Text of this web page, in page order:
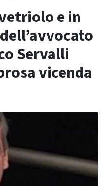
e in
Servalli
vicenda